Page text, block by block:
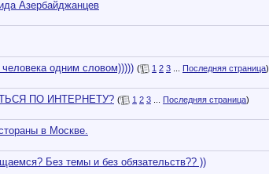
Азербайджанцев
одним словом))))) ( 1 2 3 Последняя страница)
ПО ИНТЕРНЕТУ? ( 1 2 3 Последняя страница)
в Москве.
Без темы и без обязательств?? ))